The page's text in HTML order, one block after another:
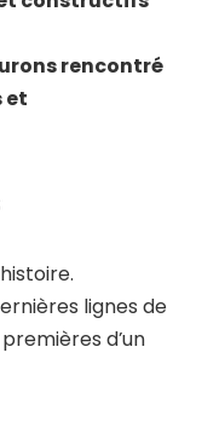
rencontré
et
lignes de
d’un